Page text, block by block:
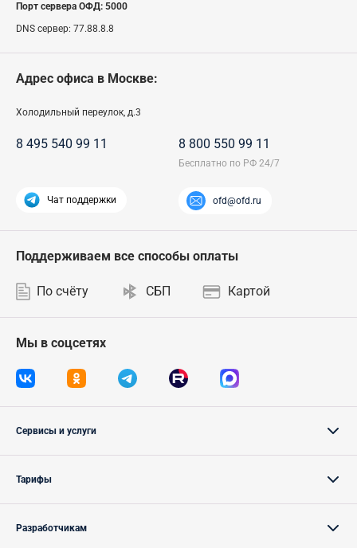
Порт сервера ОФД: 5000
DNS сервер: 77.88.8.8
Адрес офиса в Москве:
Холодильный переулок, д.3
8 495 540 99 11 8 800 550 99 11
Чат поддержки ofd@ofd.ru
Мы в соцсетях
Поддерживаем все способы оплаты
По счёту СБП Картой
Сервисы и услуги
Тарифы
Разработчикам